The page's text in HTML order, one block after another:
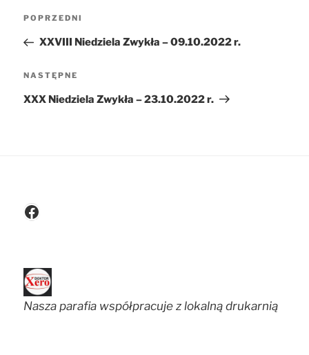
Nawigacja
wpisu
Poprzedni
wpis
POPRZEDNI
XXVIII Niedziela Zwykła – 09.10.2022 r.
Następny
wpis
NASTĘPNE
XXX Niedziela Zwykła – 23.10.2022 r.
Facebook
Nasza parafia współpracuje z lokalną drukarnią